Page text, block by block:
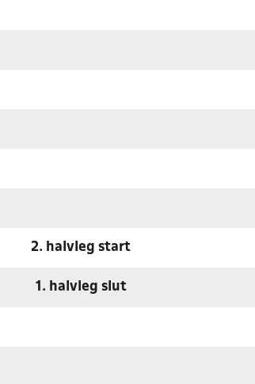
2. halvleg start
1. halvleg slut